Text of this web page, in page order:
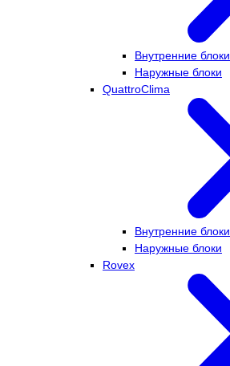
Внутренние блоки
Наружные блоки
QuattroClima
Внутренние блоки
Наружные блоки
Rovex